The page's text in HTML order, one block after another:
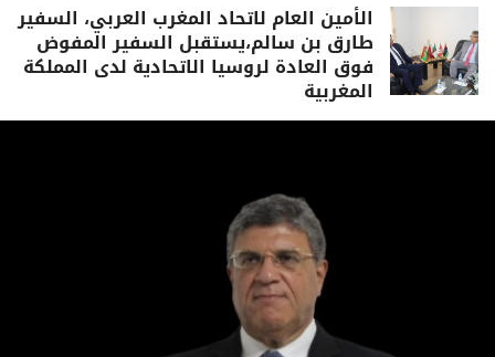
الأمين العام لاتحاد المغرب العربي، السفير
طارق بن سالم،يستقبل السفير المفوض
فوق العادة لروسيا الاتحادية لدى المملكة
المغربية